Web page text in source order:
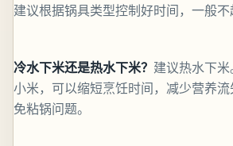
建议根据锅具类型控制好时间，一般不
冷水下米还是热水下米？ 建议热水下
小米，可以缩短烹饪时间，减少营养
免粘锅问题。